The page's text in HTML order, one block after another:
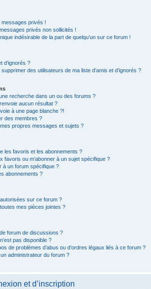
privés !
privés non sollicités !
indésirable de la part de quelqu’un sur ce forum !
d’ignorés ?
des utilisateurs de ma liste d’amis et d’ignorés ?
recherche dans un ou des forums ?
aucun résultat ?
à une page blanche ?!
des membres ?
propres messages et sujets ?
les favoris et les abonnements ?
favoris ou m’abonner à un sujet spécifique ?
à un forum spécifique ?
abonnements ?
sur ce forum ?
mes pièces jointes ?
forum de discussions ?
pas disponible ?
de problèmes d’abus ou d’ordres légaux liés à ce forum ?
administrateur du forum ?
et d’inscription